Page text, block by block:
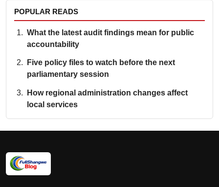
POPULAR READS
What the latest audit findings mean for public
accountability
Five policy files to watch before the next
parliamentary session
How regional administration changes affect
local services